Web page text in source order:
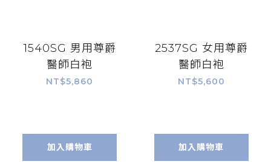
1540SG 男用尊爵
醫師白袍
NT$5,860
加入購物車
2537SG 女用尊爵
醫師白袍
NT$5,600
加入購物車